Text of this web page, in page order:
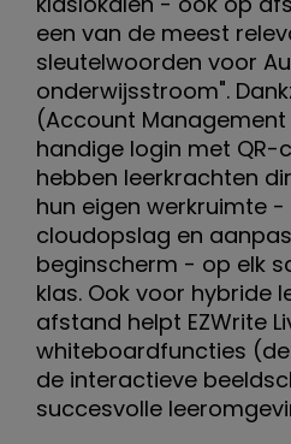
een van de meest
sleutelwoorden voor
onderwijsstroom".
(Account
handige login met QR-
hebben leerkrachten
hun eigen werkruimte
cloudopslag en
beginscherm - op elk
klas. Ook voor hybride
afstand helpt EZWrite
whiteboardfuncties
de interactieve
succesvolle